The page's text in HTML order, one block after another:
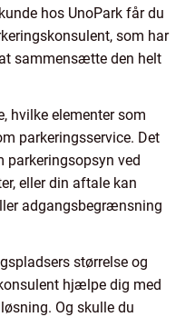
hos UnoPark får du
som har
sammensætte den helt
hvilke elementer som
parkeringsservice. Det
parkeringsopsyn ved
eller din aftale kan
adgangsbegrænsning
størrelse og
hjælpe dig med
Og skulle du